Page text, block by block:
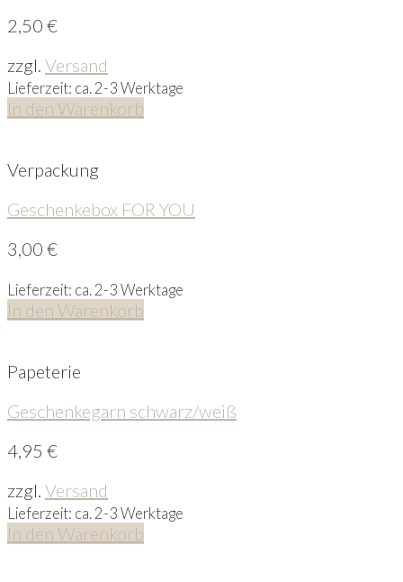
2,50 €
zzgl. Versand
Lieferzeit: ca. 2-3 Werktage
In den Warenkorb
Verpackung
Geschenkebox FOR YOU
3,00 €
Lieferzeit: ca. 2-3 Werktage
In den Warenkorb
Papeterie
Geschenkegarn schwarz/weiß
4,95 €
zzgl. Versand
Lieferzeit: ca. 2-3 Werktage
In den Warenkorb